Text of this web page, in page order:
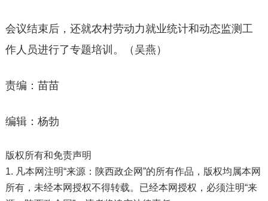
会议结束后，还就农村劳动力就业统计和动态监测工
作人员进行了专题培训。（吴燕）
责编：苗苗
编辑：杨勃
版权所有和免责声明
1. 凡本网注明“来源：陕西政企网”的所有作品，版权均属本网
所有，未经本网授权不得转载。已经本网授权，必须注明“来